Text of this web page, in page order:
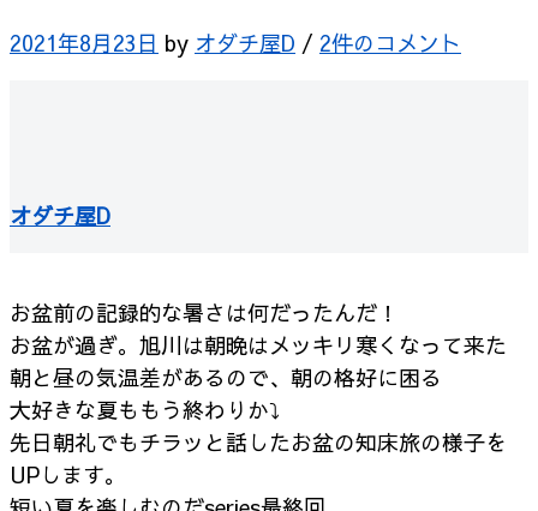
2021年8月23日 by オダチ屋D / 2件のコメント
オダチ屋D
お盆前の記録的な暑さは何だったんだ！
お盆が過ぎ。旭川は朝晩はメッキリ寒くなって来た
朝と昼の気温差があるので、朝の格好に困る
大好きな夏ももう終わりか⤵︎
先日朝礼でもチラッと話したお盆の知床旅の様子を
UPします。